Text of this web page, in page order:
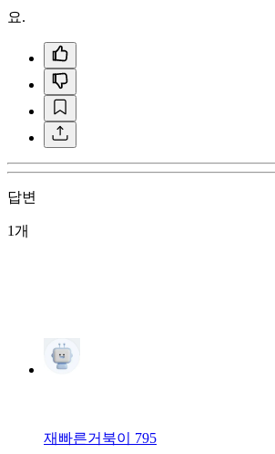
요.
답변
1개
재빠른거북이 795